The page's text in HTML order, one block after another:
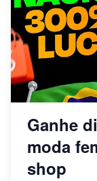
Ganhe
moda
shop